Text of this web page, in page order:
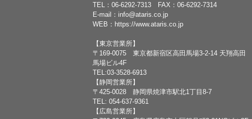
TEL： 06-6292-7313 FAX：06-6292-7314
E-mail： info@ataris.co.jp
WEB： https://www.ataris.co.jp
【東京営業所】
〒169-0075 東京都新宿区高田馬場3-2-14 天翔高田
馬場ビル4F
TEL:03-3528-6913
【静岡営業所】
〒425-0028 静岡県焼津市駅北1丁目8-7
TEL: 054-637-9361
【広島営業所】